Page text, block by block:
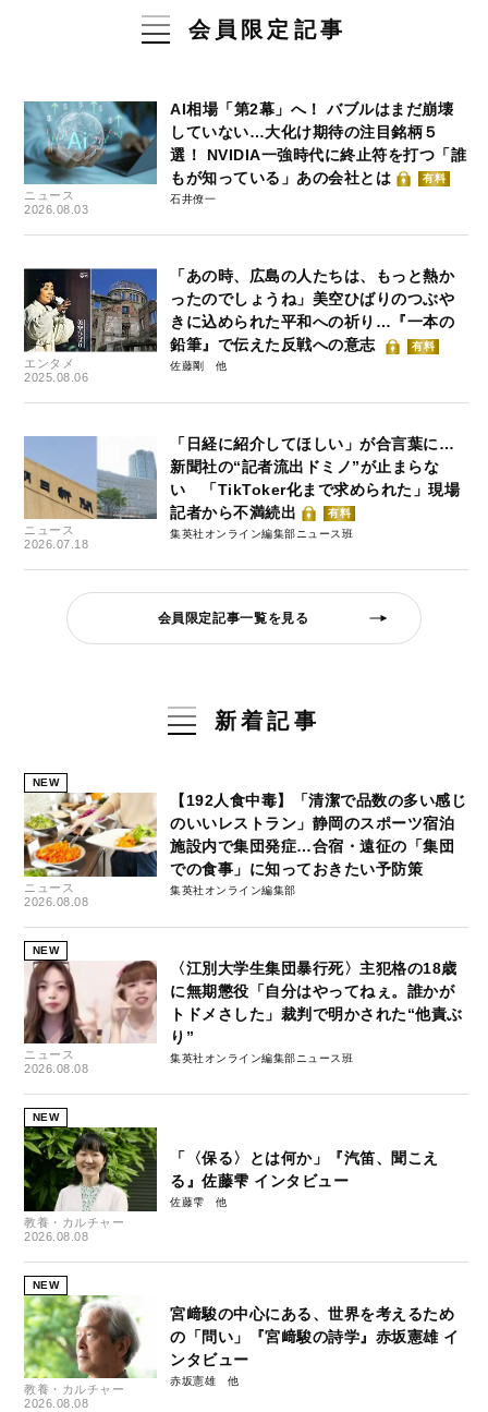
会員限定記事
ニュース
2026.08.03
AI相場「第2幕」へ！ バブルはまだ崩壊
していない…大化け期待の注目銘柄５
選！ NVIDIA一強時代に終止符を打つ「誰
もが知っている」あの会社とは
有料
石井僚一
エンタメ
2025.08.06
「あの時、広島の人たちは、もっと熱か
ったのでしょうね」美空ひばりのつぶや
きに込められた平和への祈り…『一本の
鉛筆』で伝えた反戦への意志
有料
佐藤剛
ニュース
2026.07.18
「日経に紹介してほしい」が合言葉に…
新聞社の“記者流出ドミノ”が止まらな
い 「TikToker化まで求められた」現場
記者から不満続出
有料
集英社オンライン編集部ニュース班
会員限定記事一覧を見る
新着記事
NEW
ニュース
2026.08.08
【192人食中毒】「清潔で品数の多い感じ
のいいレストラン」静岡のスポーツ宿泊
施設内で集団発症…合宿・遠征の「集団
での食事」に知っておきたい予防策
集英社オンライン編集部
NEW
ニュース
2026.08.08
〈江別大学生集団暴行死〉主犯格の18歳
に無期懲役「自分はやってねぇ。誰かが
トドメさした」裁判で明かされた“他責ぶ
り”
集英社オンライン編集部ニュース班
NEW
教養・カルチャー
2026.08.08
「〈保る〉とは何か」『汽笛、聞こえ
る』佐藤雫 インタビュー
佐藤雫
NEW
教養・カルチャー
2026.08.08
宮﨑駿の中心にある、世界を考えるため
の「問い」『宮﨑駿の詩学』赤坂憲雄 イ
ンタビュー
赤坂憲雄